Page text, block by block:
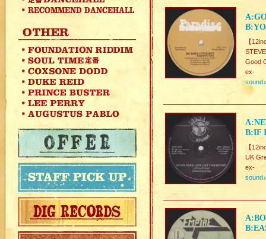
【
Good
ex-
sound♪
B:IF
【
UK
ex-
sound♪